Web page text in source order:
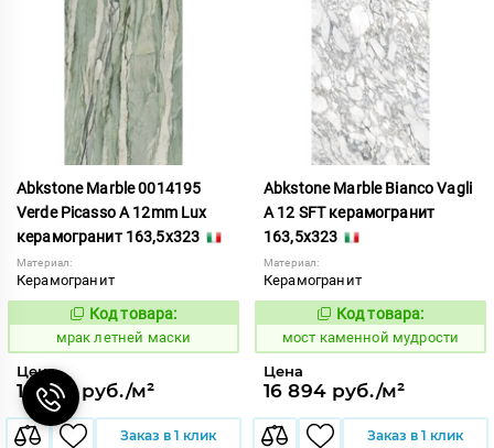
Abkstone Marble 0014195
Verde Picasso A 12mm Lux
керамогранит 163,5x323
Материал:
Керамогранит
1052797
Код товара:
мрак летней маски
Цена
19 205 руб./м²
Заказ в 1 клик
Abkstone Marble Bianco Vagli
A 12 SFT керамогранит
163,5x323
Материал:
Керамогранит
1020305
Код товара:
мост каменной мудрости
Цена
16 894 руб./м²
Заказ в 1 клик